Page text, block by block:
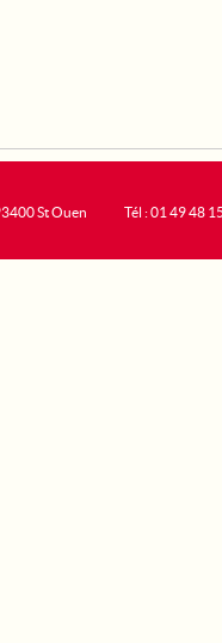
St Ouen
Tél : 01 49 48